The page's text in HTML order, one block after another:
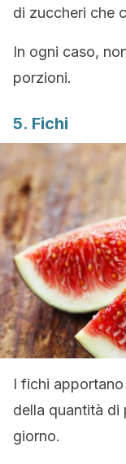
di zuccheri che
In ogni caso,
porzioni.
5. Fichi
I fichi
della quantità di
giorno.